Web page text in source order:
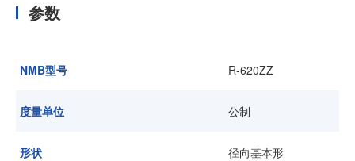
企业信息
加入我们
参数
NMB型号 R-620ZZ
度量单位 公制
形状 径向基本形